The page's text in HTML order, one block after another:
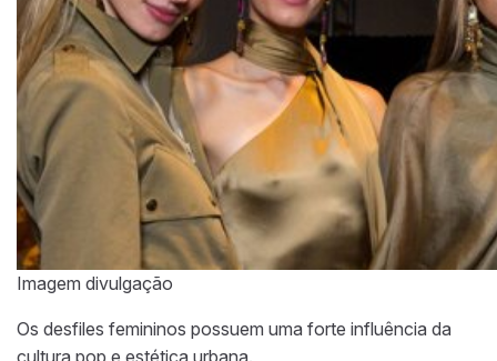
Imagem divulgação
Os desfiles femininos possuem uma forte influência da